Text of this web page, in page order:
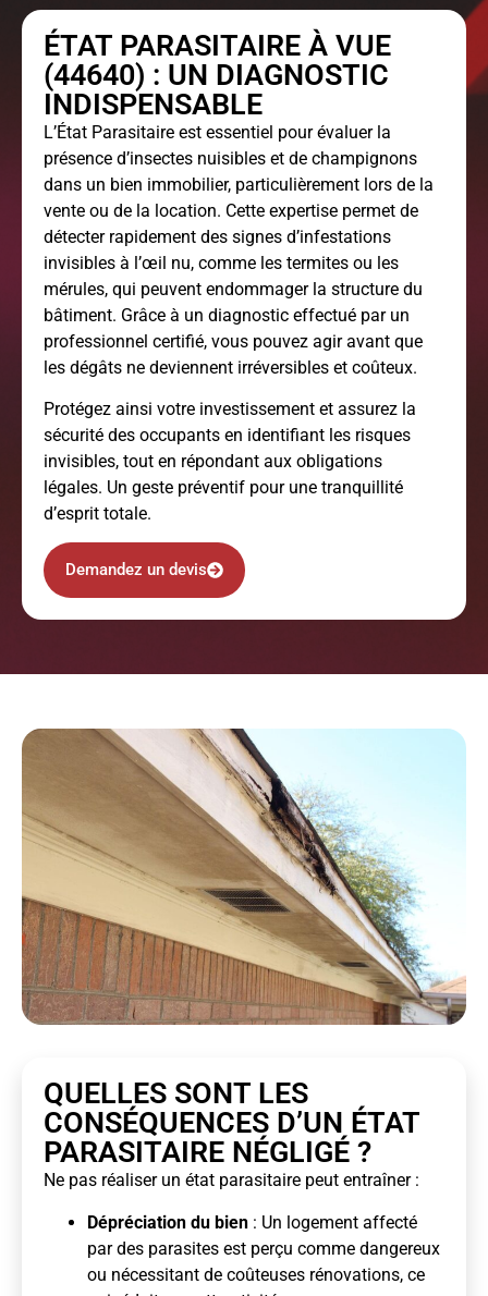
ÉTAT PARASITAIRE À VUE
(44640) : UN DIAGNOSTIC
INDISPENSABLE
L’État Parasitaire est essentiel pour évaluer la
présence d’insectes nuisibles et de champignons
dans un bien immobilier, particulièrement lors de la
vente ou de la location. Cette expertise permet de
détecter rapidement des signes d’infestations
invisibles à l’œil nu, comme les termites ou les
mérules, qui peuvent endommager la structure du
bâtiment. Grâce à un diagnostic effectué par un
professionnel certifié, vous pouvez agir avant que
les dégâts ne deviennent irréversibles et coûteux.
Protégez ainsi votre investissement et assurez la
sécurité des occupants en identifiant les risques
invisibles, tout en répondant aux obligations
légales. Un geste préventif pour une tranquillité
d’esprit totale.
Demandez un devis
QUELLES SONT LES
CONSÉQUENCES D’UN ÉTAT
PARASITAIRE NÉGLIGÉ ?
Ne pas réaliser un état parasitaire peut entraîner :
Dépréciation du bien : Un logement affecté
par des parasites est perçu comme dangereux
ou nécessitant de coûteuses rénovations, ce